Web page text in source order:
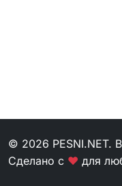
© 2026 PESNI.NET.
Сделано с ❤ для